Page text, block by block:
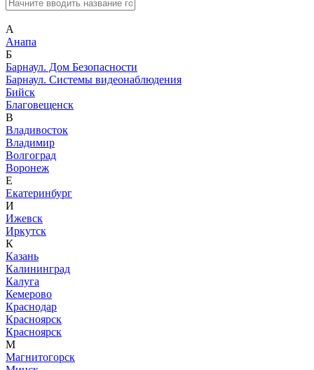
А
Анапа
Б
Барнаул. Дом Безопасности
Барнаул. Системы видеонаблюдения
Бийск
Благовещенск
В
Владивосток
Владимир
Волгоград
Воронеж
Е
Екатеринбург
И
Ижевск
Иркутск
К
Казань
Калининград
Калуга
Кемерово
Краснодар
Красноярск
Красноярск
М
Магнитогорск